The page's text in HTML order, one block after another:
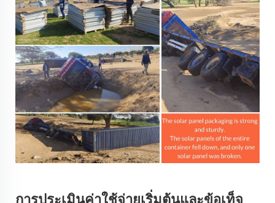
การประเมินค่าใช้จ่ายเริ่มต้นและข้อเท็จ